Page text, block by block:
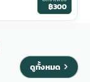
฿300
ดูทั้งหมด